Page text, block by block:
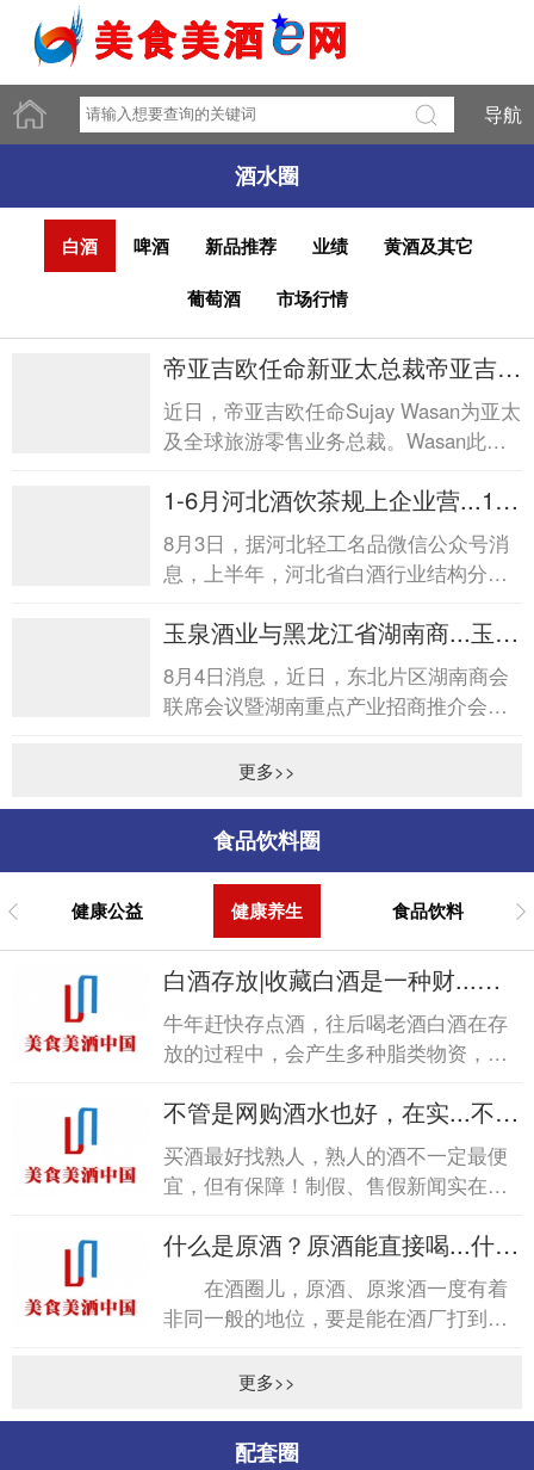
导航
酒水圈
白酒 啤酒 新品推荐 业绩 黄酒及其它
葡萄酒 市场行情
帝亚吉欧任命新亚太总裁帝亚吉欧
任命新亚太总裁
近日，帝亚吉欧任命Sujay Wasan为亚太
及全球旅游零售业务总裁。Wasan此前
4月调任帝亚吉欧北美区总...
1-6月河北酒饮茶规上企业营...1-6
月河北酒饮茶规上企业营...
8月3日，据河北轻工名品微信公众号消
息，上半年，河北省白酒行业结构分化
消费场景向日常休闲、亲...
玉泉酒业与黑龙江省湖南商...玉泉
酒业与黑龙江省湖南商...
8月4日消息，近日，东北片区湖南商会
联席会议暨湖南重点产业招商推介会在
商会诚挚答谢玉泉酒业在...
更多>>
食品饮料圈
健康公益 健康养生 食品饮料
白酒存放|收藏白酒是一种财...白
酒存放|收藏白酒是一种财...
牛年赶快存点酒，往后喝老酒白酒在存
放的过程中，会产生多种脂类物资，
香气，但这种...
不管是网购酒水也好，在实...不管
是网购酒水也好，在实...
买酒最好找熟人，熟人的酒不一定最便
宜，但有保障！制假、售假新闻实在是
造假，心中不免五味杂陈...
什么是原酒？原酒能直接喝...什么
是原酒？原酒能直接喝...
在酒圈儿，原酒、原浆酒一度有着
非同一般的地位，要是能在酒厂打到纯
事儿。商标、无统一包装...
更多>>
配套圈